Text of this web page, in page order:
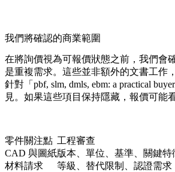
我們將確認的商業範圍
在將詢價視為可報價狀態之前，我們會
是重複需求。這些並非額外的文書工作
針對「pbf, slm, dmls, ebm: a practical
見。如果這些項目保持隱藏，報價可能
零件關注點 工程審查
CAD 與圖紙版本、單位、基準、關鍵特
材料請求
等級、替代限制、認證需求